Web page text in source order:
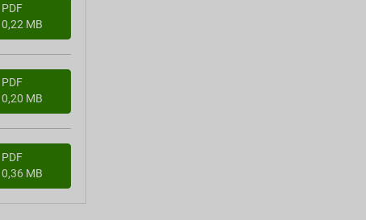
PDF
0,22 MB
PDF
0,20 MB
PDF
0,36 MB